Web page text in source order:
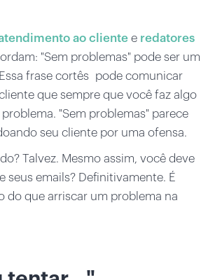
ao cliente e redatores
"Sem problemas" pode ser um
frase cortês pode comunicar
que sempre que você faz algo
"Sem problemas" parece
seu cliente por uma ofensa.
Talvez. Mesmo assim, você deve
seus emails? Definitivamente. É
do que arriscar um problema na